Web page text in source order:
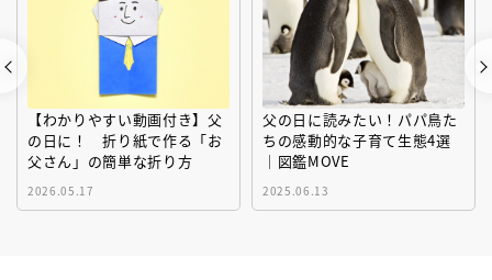
【わかりやすい動画付き】父
の日に！ 折り紙で作る「お
父さん」の簡単な折り方
2026.05.17
父の日に読みたい！パパ鳥た
ちの感動的な子育て生態4選
｜図鑑MOVE
2025.06.13